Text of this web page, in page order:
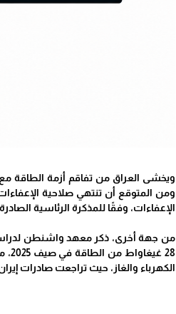
ويخشى العراق من تفاقم أزمة الطاقة مع
الإعفاءات، وفقًا للمذكرة الرئاسية الصادرة في
من جهة أخرى، ذكر معهد واشنطن
الكهرباء والغاز، حيث تراجعت صادرات إيران من الكهرباء من 10 غيغاواط إلى 1.5